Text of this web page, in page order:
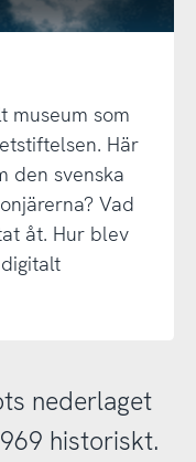
museum som
Här
den svenska
Vad
åt. Hur blev
nederlaget
historiskt.